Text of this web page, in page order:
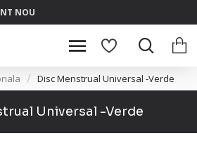
NOU
Disc Menstrual Universal -Verde
Universal -Verde